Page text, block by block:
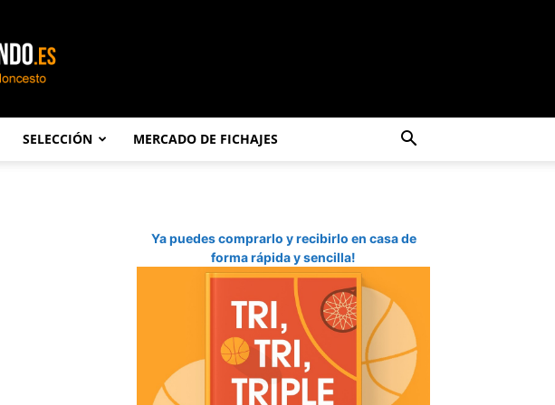
SELECCIÓN MERCADO DE FICHAJES
Ya puedes comprarlo y recibirlo en casa de
forma rápida y sencilla!